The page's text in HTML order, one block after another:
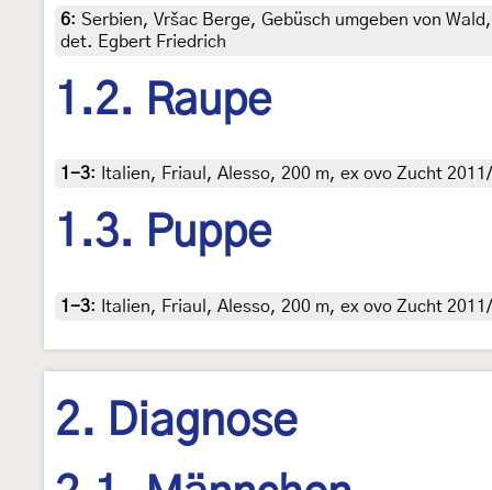
6: Serbien, Vršac Berge, Gebüsch umgeben von
det. Egbert Friedrich
1.2. Raupe
1-3: Italien, Friaul, Alesso, 200 m, ex ovo Zucht
1.3. Puppe
1-3: Italien, Friaul, Alesso, 200 m, ex ovo Zucht
2. Diagnose